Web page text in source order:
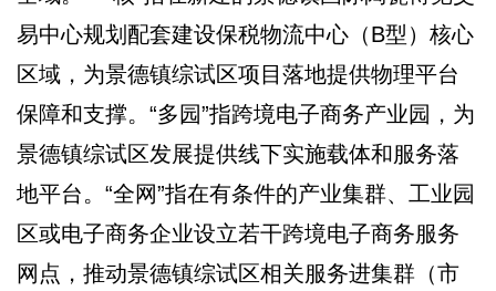
易中心规划配套建设保税物流中心（B型）核心
区域，为景德镇综试区项目落地提供物理平台
保障和支撑。“多园”指跨境电子商务产业园，为
景德镇综试区发展提供线下实施载体和服务落
地平台。“全网”指在有条件的产业集群、工业园
区或电子商务企业设立若干跨境电子商务服务
网点，推动景德镇综试区相关服务进集群（市